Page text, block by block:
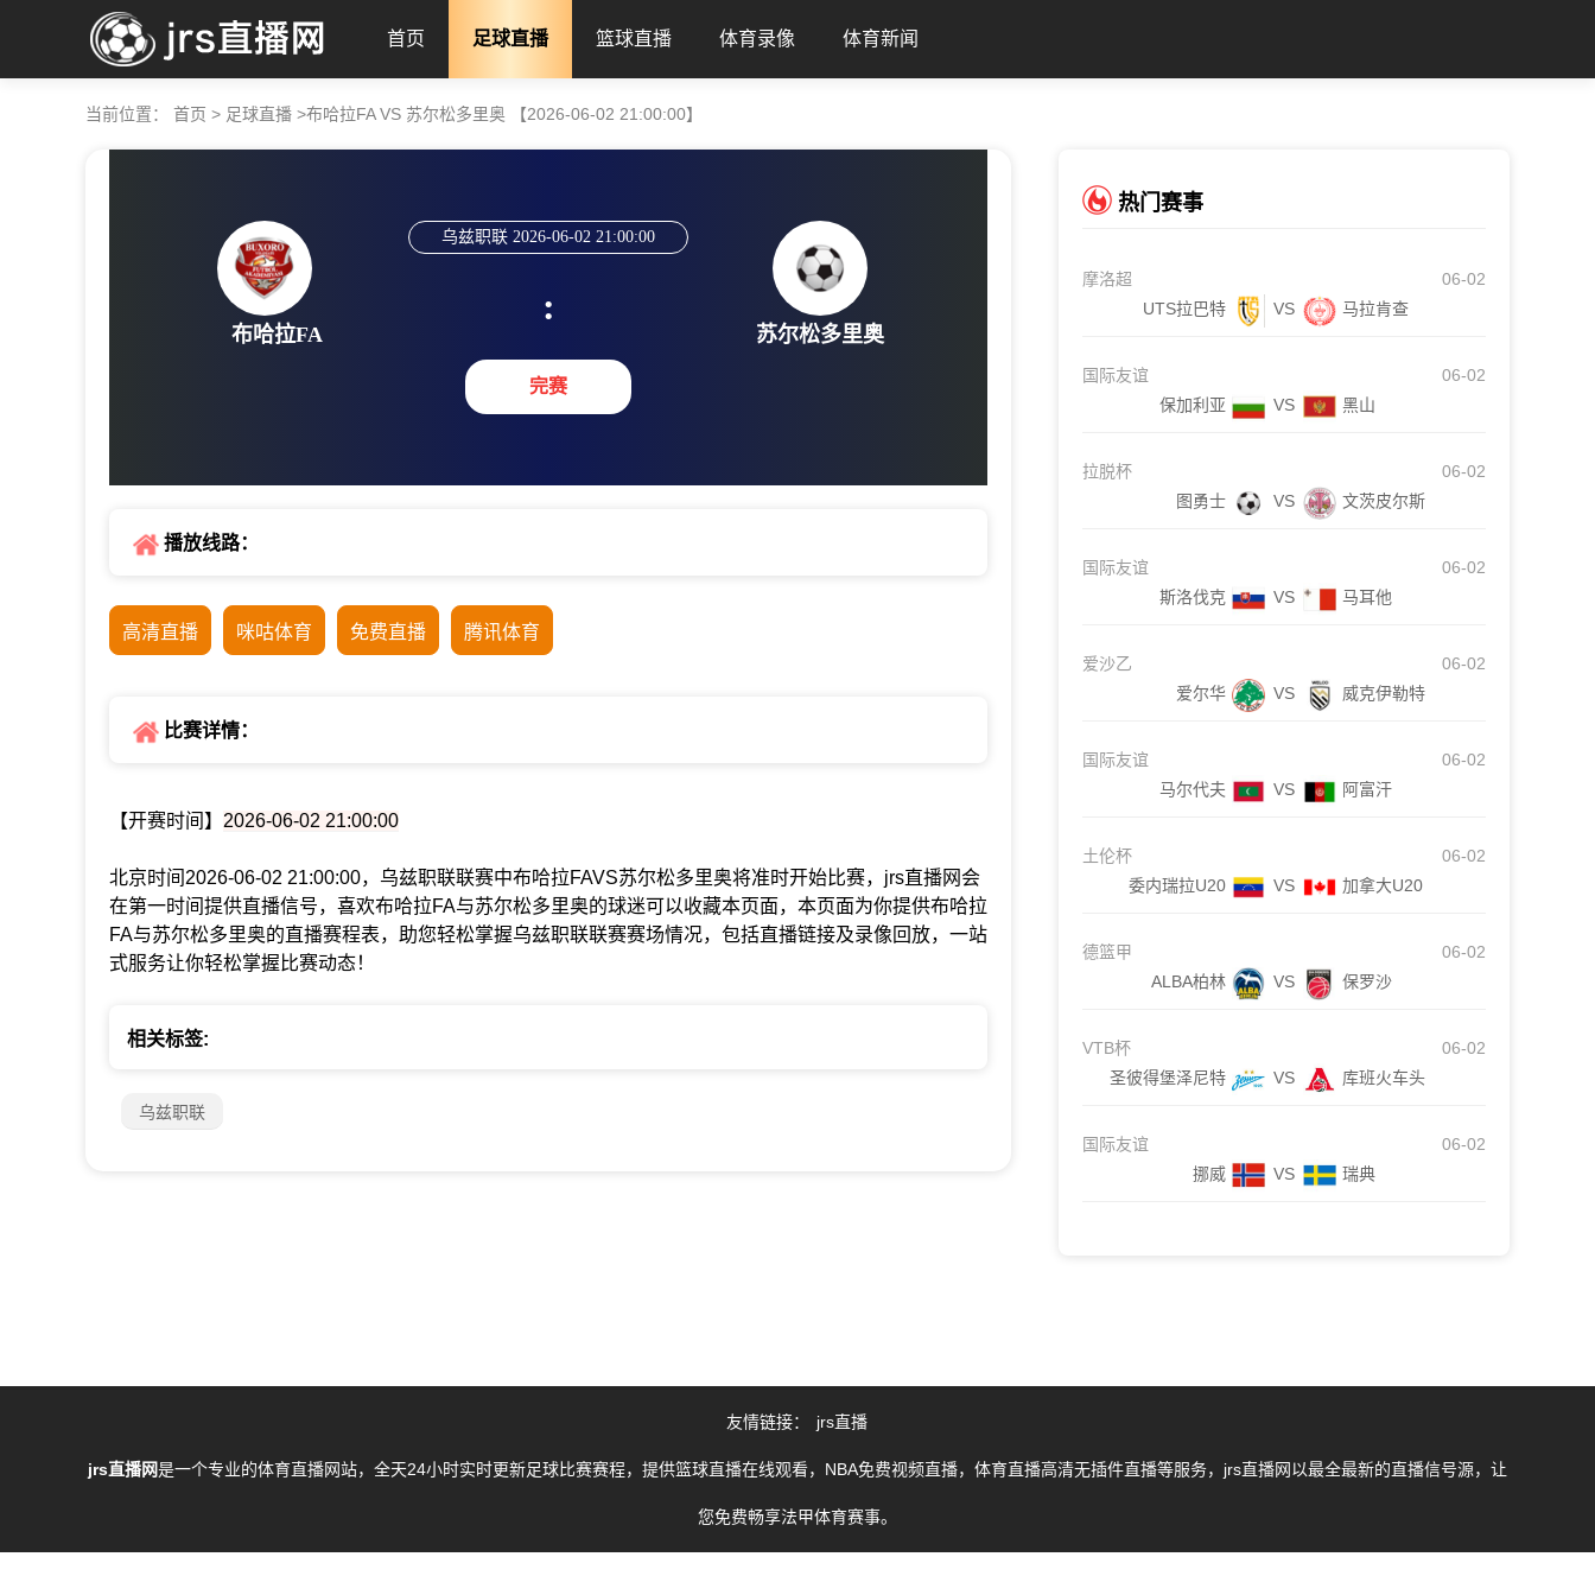
首页 足球直播 篮球直播 体育录像 体育新闻
当前位置： 首页 > 足球直播 >布哈拉FA VS 苏尔松多里奥 【2026-06-02 21:00:00】
布哈拉FA
乌兹职联 2026-06-02 21:00:00
:
完赛
苏尔松多里奥
播放线路：
高清直播 咪咕体育 免费直播 腾讯体育
比赛详情：
【开赛时间】 2026-06-02 21:00:00
北京时间2026-06-02 21:00:00，乌兹职联联赛中布哈拉FAVS苏尔松多里奥将准时开始比赛，jrs直播网会
在第一时间提供直播信号，喜欢布哈拉FA与苏尔松多里奥的球迷可以收藏本页面，本页面为你提供布哈拉
FA与苏尔松多里奥的直播赛程表，助您轻松掌握乌兹职联联赛赛场情况，包括直播链接及录像回放，一站
式服务让你轻松掌握比赛动态！
相关标签:
乌兹职联
热门赛事
摩洛超
06-02
UTS拉巴特
VS 马拉肯查
国际友谊
06-02
保加利亚
VS 黑山
拉脱杯
06-02
图勇士
VS 文茨皮尔斯
国际友谊
06-02
斯洛伐克
VS 马耳他
爱沙乙
06-02
爱尔华
VS 威克伊勒特
国际友谊
06-02
马尔代夫
VS 阿富汗
土伦杯
06-02
委内瑞拉U20
VS 加拿大U20
德篮甲
06-02
ALBA柏林
VS 保罗沙
VTB杯
06-02
圣彼得堡泽尼特
VS 库班火车头
国际友谊
06-02
挪威
VS 瑞典
友情链接： jrs直播
jrs直播网是一个专业的体育直播网站，全天24小时实时更新足球比赛赛程，提供篮球直播在线观看，NBA免费视频直播，体育直播高清无插件直播等服务，jrs直播网以最全最新的直播信号源，让
您免费畅享法甲体育赛事。